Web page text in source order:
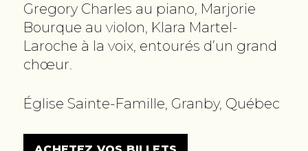
Gregory Charles au piano, Marjorie
Bourque au violon, Klara Martel-
Laroche à la voix, entourés d’un grand
chœur.
Église Sainte-Famille, Granby, Québec